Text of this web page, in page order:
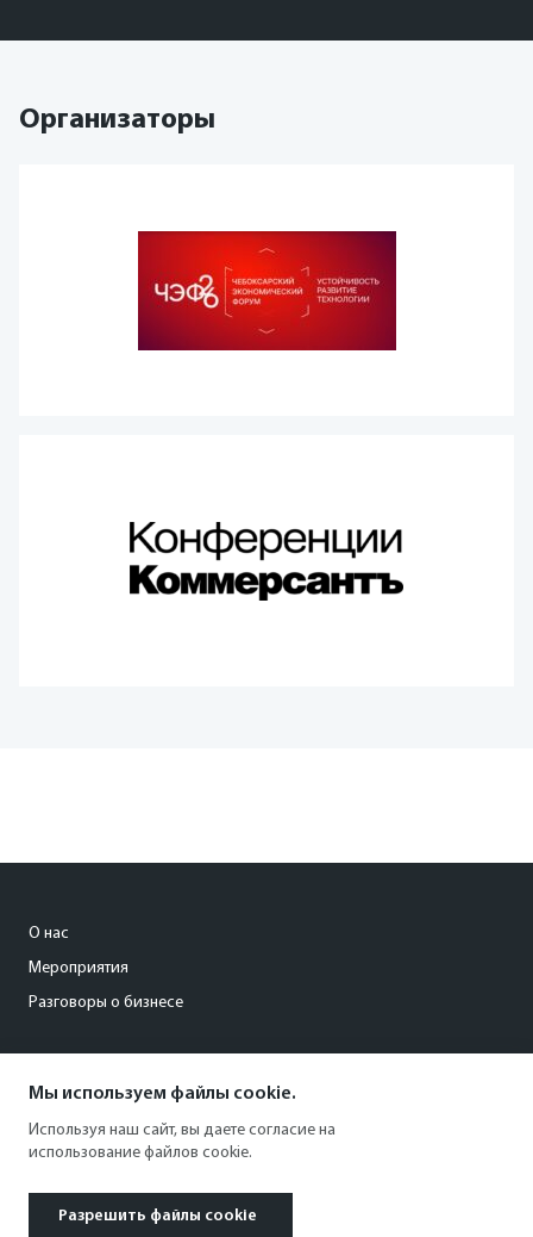
Организаторы
О нас
Мероприятия
Разговоры о бизнесе
+7 (495) 797-69-70
Мы используем файлы cookie.
Используя наш сайт, вы даете согласие на
использование файлов cookie.
Разрешить файлы cookie